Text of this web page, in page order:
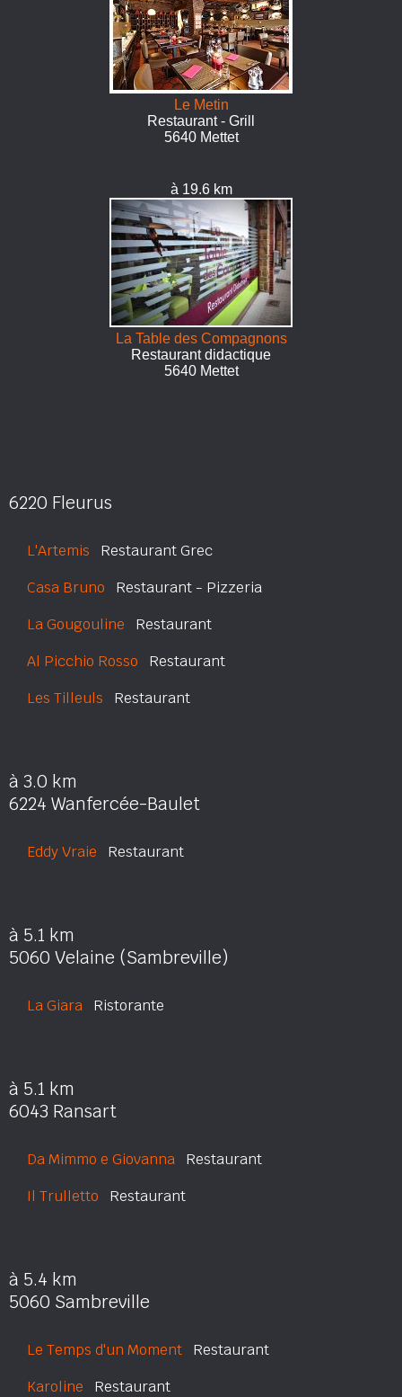
Le Metin
Restaurant - Grill
5640 Mettet
à 19.6 km
La Table des Compagnons
Restaurant didactique
5640 Mettet
6220 Fleurus
L'Artemis Restaurant Grec
Casa Bruno Restaurant - Pizzeria
La Gougouline Restaurant
Al Picchio Rosso Restaurant
Les Tilleuls Restaurant
à 3.0 km
6224 Wanfercée-Baulet
Eddy Vraie Restaurant
à 5.1 km
5060 Velaine (Sambreville)
La Giara Ristorante
à 5.1 km
6043 Ransart
Da Mimmo e Giovanna Restaurant
Il Trulletto Restaurant
à 5.4 km
5060 Sambreville
Le Temps d'un Moment Restaurant
Karoline Restaurant